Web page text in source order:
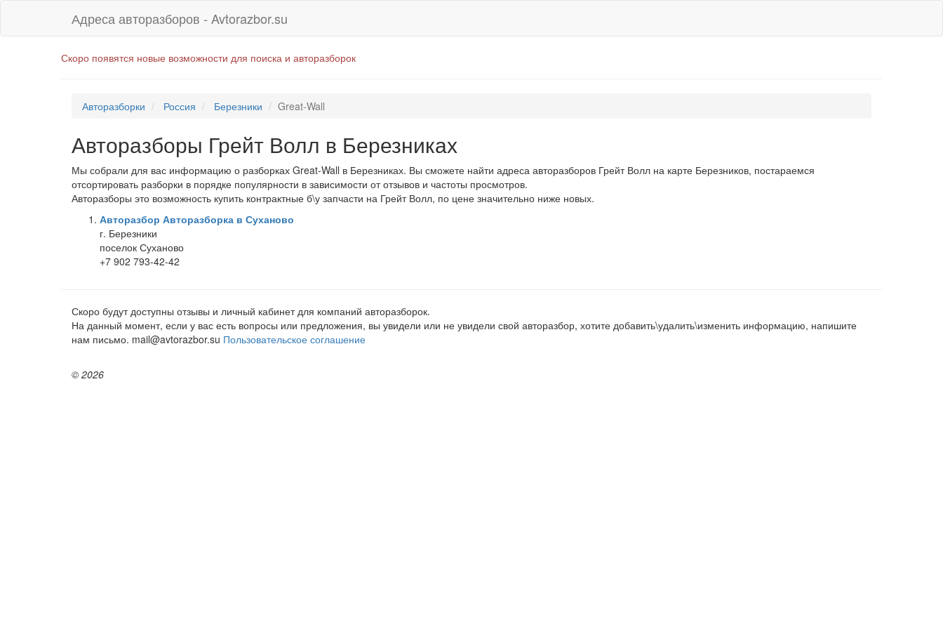
Адреса авторазборов - Avtorazbor.su
Скоро появятся новые возможности для поиска и авторазборок
Авторазборки Россия Березники Great-Wall
Авторазборы Грейт Волл в Березниках
Мы собрали для вас информацию о разборках Great-Wall в Березниках. Вы сможете найти адреса авторазборов Грейт Волл на карте Березников, постараемся
отсортировать разборки в порядке популярности в зависимости от отзывов и частоты просмотров.
Авторазборы это возможность купить контрактные б\у запчасти на Грейт Волл, по цене значительно ниже новых.
Авторазбор Авторазборка в Суханово
г. Березники
поселок Суханово
+7 902 793-42-42
Скоро будут доступны отзывы и личный кабинет для компаний авторазборок.
На данный момент, если у вас есть вопросы или предложения, вы увидели или не увидели свой авторазбор, хотите добавить\удалить\изменить информацию, напишите
нам письмо. mail@avtorazbor.su Пользовательское соглашение
© 2026